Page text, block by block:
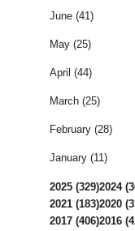
June (41)
May (25)
April (44)
March (25)
February (28)
January (11)
2025 (329)2024
2021 (183)2020
2017 (406)2016